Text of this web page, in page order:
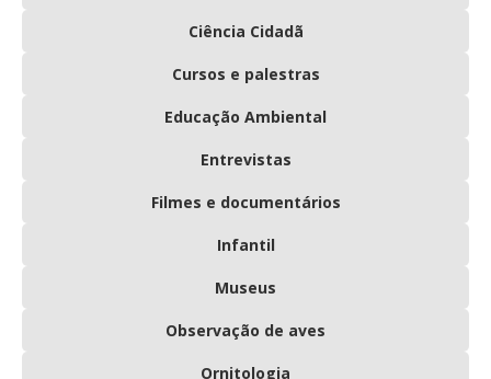
Ciência Cidadã
Cursos e palestras
Educação Ambiental
Entrevistas
Filmes e documentários
Infantil
Museus
Observação de aves
Ornitologia